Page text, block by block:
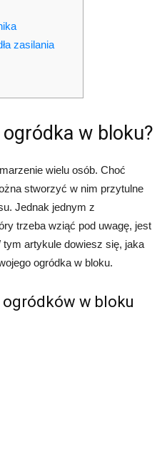
zasilania
w bloku?
wielu osób. Choć
stworzyć w nim przytulne
Jednak jednym z
trzeba wziąć pod uwagę, jest
artykule dowiesz się, jaka
ogródka w bloku.
w bloku